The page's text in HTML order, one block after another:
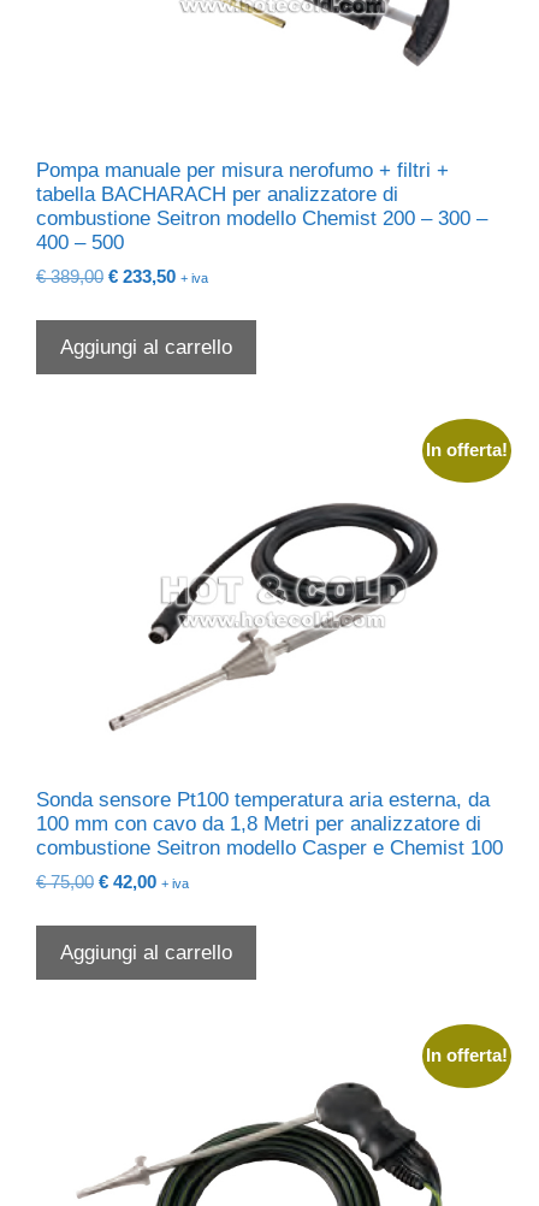
Pompa manuale per misura nerofumo + filtri +
tabella BACHARACH per analizzatore di
combustione Seitron modello Chemist 200 – 300 –
400 – 500
€389,00 Il
originale
era:
€ 389,00.
€ 233,50Il
attuale
è:
€ 233,50.
+ iva
Aggiungi al carrello
In offerta!
Sonda sensore Pt100 temperatura aria esterna, da
100 mm con cavo da 1,8 Metri per analizzatore di
combustione Seitron modello Casper e Chemist 100
€75,00 Il
originale
era:
€ 75,00.
€ 42,00Il
attuale
è:
€ 42,00.
+ iva
Aggiungi al carrello
In offerta!